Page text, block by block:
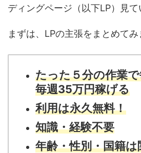
ディングページ（以下LP）見て
まずは、LPの主張をまとめてみ
たった５分の作業
毎週35万円稼げる
利用は永久無料！
知識・経験不要
年齢・性別・国籍